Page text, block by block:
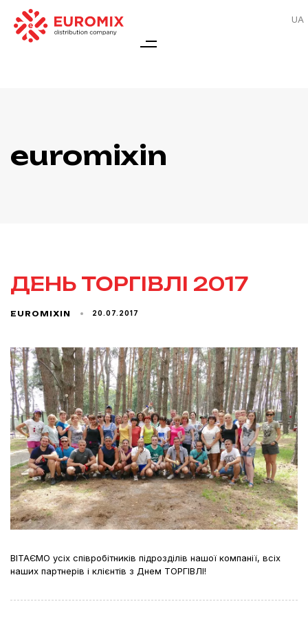
UA
euromixin
ДЕНЬ ТОРГІВЛІ 2017
EUROMIXIN 20.07.2017
ВІТАЄМО усіх співробітників підрозділів нашої компанії, всіх
наших партнерів і клієнтів з Днем ТОРГІВЛІ!